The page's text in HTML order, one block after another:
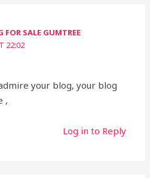
FOR SALE GUMTREE
22:02
your blog, your blog
,
Log in to Reply